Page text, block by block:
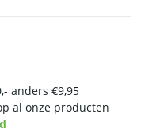
anders €9,95
al onze producten